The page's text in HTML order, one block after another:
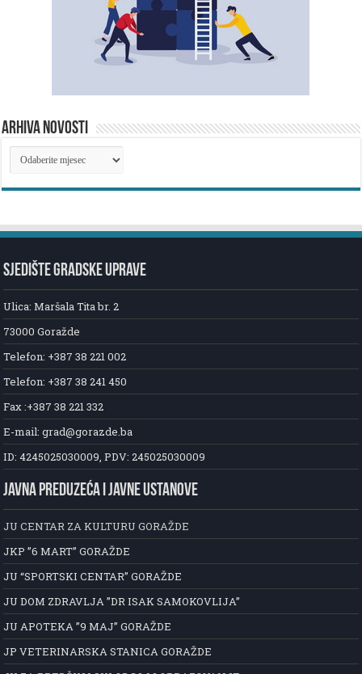
ARHIVA NOVOSTI
ARHIVA
NOVOSTI
SJEDIŠTE GRADSKE UPRAVE
Ulica: Maršala Tita br. 2
73000 Goražde
Telefon: +387 38 221 002
Telefon: +387 38 241 450
Fax :+387 38 221 332
E-mail: grad@gorazde.ba
ID: 4245025030009, PDV: 245025030009
JAVNA PREDUZEĆA I JAVNE USTANOVE
JU CENTAR ZA KULTURU GORAŽDE
JKP ”6 MART” GORAŽDE
JU “SPORTSKI CENTAR” GORAŽDE
JU DOM ZDRAVLJA ”DR ISAK SAMOKOVLIJA”
JU APOTEKA ”9 MAJ” GORAŽDE
JP VETERINARSKA STANICA GORAŽDE